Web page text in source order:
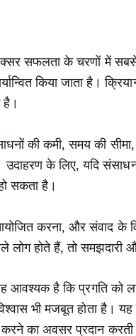
सफलता के चरणों में सबसे
किया जाता है।
है।
की कमी, समय की
के लिए, यदि
सकता है।
करना, और संवाद के
लोग होते हैं, तो समझदारी
है कि प्रगति को
भी मजबूत होता है। यह
का अवसर प्रदान करती